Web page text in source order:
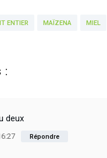
ENTIER MAÏZENA MIEL
:
deux
Répondre